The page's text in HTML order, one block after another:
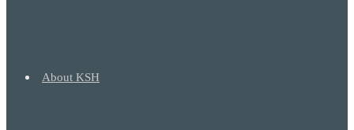
About KSH